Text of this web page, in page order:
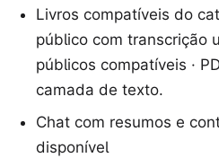
Livros compatíveis do
público com transcrição
públicos compatíveis ·
camada de texto.
Chat com resumos e
disponível